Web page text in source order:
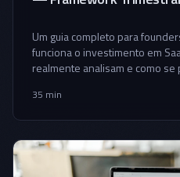
Um guia completo para
funciona o investimento em
realmente analisam e como
35 min